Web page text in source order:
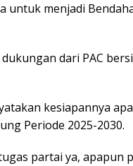
untuk menjadi
dari PAC
kesiapannya
Periode 2025-2030.
partai ya,